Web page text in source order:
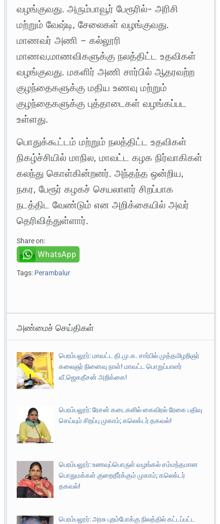
வழங்குவது. அரும்பாவூர் பேரூரில்- அரிசி
மற்றும் வேஷ்டி, சேலைகள் வழங்குவது.
மாணவர் அணி – கல்லூரி
மாணவ,மாணவிகளுக்கு நலத்திட்ட உதவிகள்
வழங்குவது. மகளிர் அணி சார்பில் ஆதரவற்ற
குழந்தைகளுக்கு மதிய உணவு மற்றும்
குழந்தைகளுக்கு புத்தாடைகள் வழங்கப்பட
உள்ளது.
பொதுக்கூட்டம் மற்றும் நலத்திட்ட உதவிகள்
நிகழ்ச்சியில் மாநில, மாவட்ட கழக நிர்வாகிகள்
கலந்து கொள்கின்றனர். அந்தந்த ஒன்றிய,
நகர, பேரூர் கழகச் செயலாளர் சிறப்பாக
நடத்திட வேண்டும் என அறிக்கையில் அவர்
தெரிவித்துள்ளார்.
Share on:
WhatsApp
Tags: Perambalur
அண்மைச் செய்திகள்
பெரம்பலூர்: மாவட்ட தி.மு.க. சார்பில் முத்தமிழறிஞர்
கலைஞர் நினைவு நாள்! மாவட்ட பொறுப்பாளர்
வீ.ஜெகதீசன் அறிக்கை!
பெரம்பலூர்: ரேசன் கடைகளில் கைவிரல் ரேகை பதிவு
செய்யும் சிறப்பு முகாம்; கலெக்டர் தகவல்!
பெரம்பலூர்: உணவுப்பொருள் வழங்கல் சம்மந்தமான
பொதுமக்கள் குறைதீர்க்கும் முகாம்; கலெக்டர்
தகவல்!
பெரம்பலூர்: அரசு புறம்போக்கு நிலத்தில் கட்டப்பட்ட